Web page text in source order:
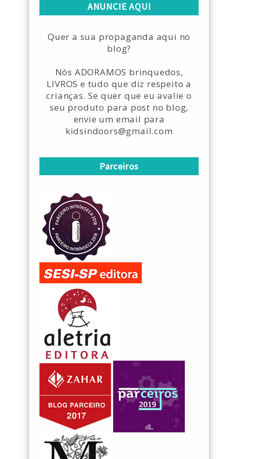
ANUNCIE AQUI
Quer a sua propaganda aqui no
blog?
Nós ADORAMOS brinquedos,
LIVROS e tudo que diz respeito a
crianças. Se quer que eu avalie o
seu produto para post no blog,
envie um email para
kidsindoors@gmail.com
Parceiros